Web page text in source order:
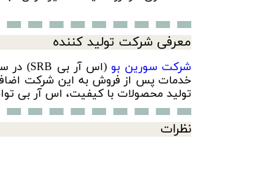
معرفی شرکت تولید کننده
شرکت سورین‌ بو
تولید محصولات با کیفیت، اس آر بی توانست در بین 10 برند برتر محصولات دیتیلینگ
نظرات